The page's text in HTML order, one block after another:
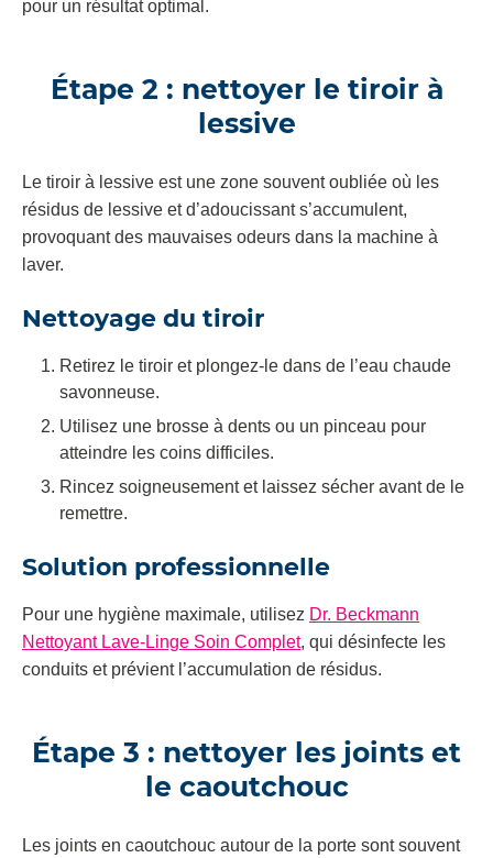
pour un résultat optimal.
Étape 2 : nettoyer le tiroir à
lessive
Le tiroir à lessive est une zone souvent oubliée où les
résidus de lessive et d’adoucissant s’accumulent,
provoquant des mauvaises odeurs dans la machine à
laver.
Nettoyage du tiroir
Retirez le tiroir et plongez-le dans de l’eau chaude
savonneuse.
Utilisez une brosse à dents ou un pinceau pour
atteindre les coins difficiles.
Rincez soigneusement et laissez sécher avant de le
remettre.
Solution professionnelle
Pour une hygiène maximale, utilisez Dr. Beckmann
Nettoyant Lave-Linge Soin Complet, qui désinfecte les
conduits et prévient l’accumulation de résidus.
Étape 3 : nettoyer les joints et
le caoutchouc
Les joints en caoutchouc autour de la porte sont souvent